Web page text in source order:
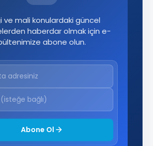
ve mali konulardaki güncel
haberdar olmak için e-
abone olun.
Abone Ol